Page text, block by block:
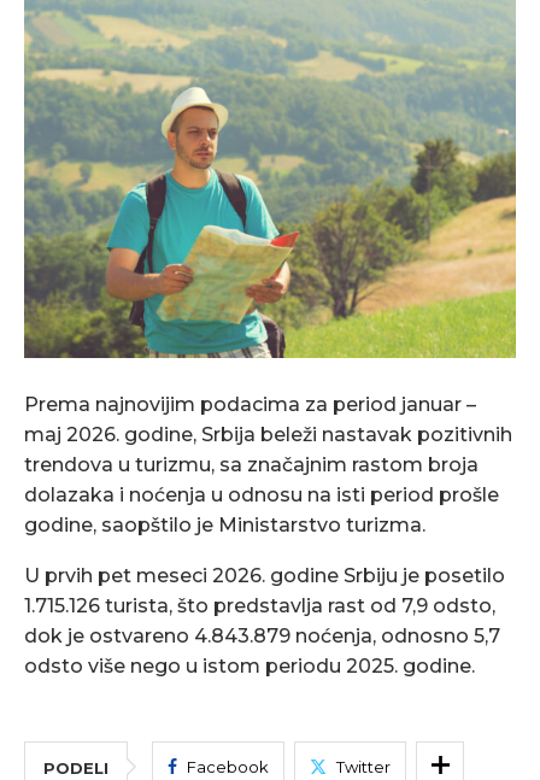
Prema najnovijim podacima za period januar –
maj 2026. godine, Srbija beleži nastavak pozitivnih
trendova u turizmu, sa značajnim rastom broja
dolazaka i noćenja u odnosu na isti period prošle
godine, saopštilo je Ministarstvo turizma.
U prvih pet meseci 2026. godine Srbiju je posetilo
1.715.126 turista, što predstavlja rast od 7,9 odsto,
dok je ostvareno 4.843.879 noćenja, odnosno 5,7
odsto više nego u istom periodu 2025. godine.
PODELI Facebook Twitter